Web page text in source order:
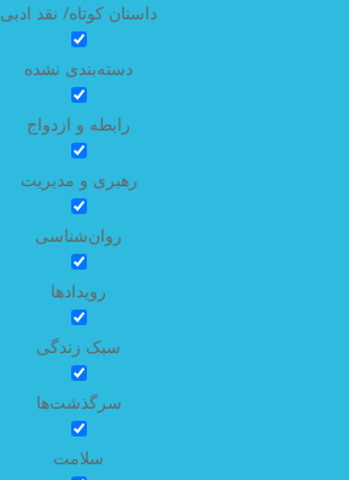
داستان کوتاه/ نقد ادبی
دسته‌بندی نشده
رابطه و ازدواج
رهبری و مدیریت
روان‌شناسی
رویدادها
سبک زندگی
سرگذشت‌ها
سلامت